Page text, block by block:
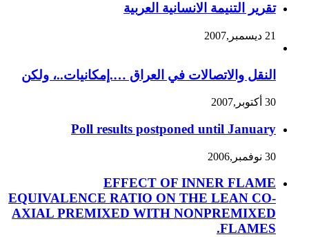
تقرير التنيمة الانسانية العربية
21 ديسمبر,2007
النقل والاتصالات في العراق ….إمكانيات..، ولكن
30 أكتوبر,2007
Poll results postponed until January
30 نوفمبر,2006
EFFECT OF INNER FLAME
EQUIVALENCE RATIO ON THE LEAN CO-
AXIAL PREMIXED WITH NONPREMIXED
FLAMES.